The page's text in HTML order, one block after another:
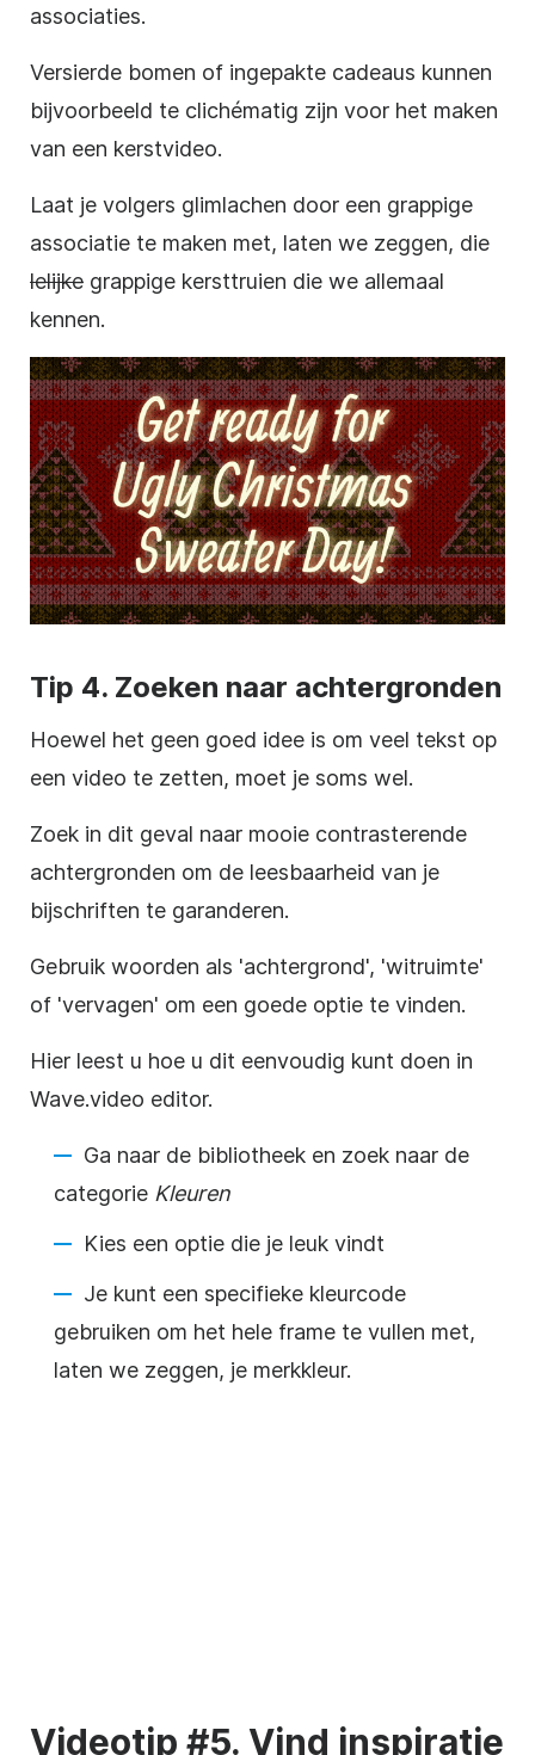
associaties.
Versierde bomen of ingepakte cadeaus kunnen
bijvoorbeeld te clichématig zijn voor het maken
van een kerstvideo.
Laat je volgers glimlachen door een grappige
associatie te maken met, laten we zeggen, die
lelijke grappige kersttruien die we allemaal
kennen.
Tip 4. Zoeken naar achtergronden
Hoewel het geen goed idee is om veel tekst op
een video te zetten, moet je soms wel.
Zoek in dit geval naar mooie contrasterende
achtergronden om de leesbaarheid van je
bijschriften te garanderen.
Gebruik woorden als 'achtergrond', 'witruimte'
of 'vervagen' om een goede optie te vinden.
Hier leest u hoe u dit eenvoudig kunt doen in
Wave.video editor.
Ga naar de bibliotheek en zoek naar de
categorie Kleuren
Kies een optie die je leuk vindt
Je kunt een specifieke kleurcode
gebruiken om het hele frame te vullen met,
laten we zeggen, je merkkleur.
Videotip #5. Vind inspiratie